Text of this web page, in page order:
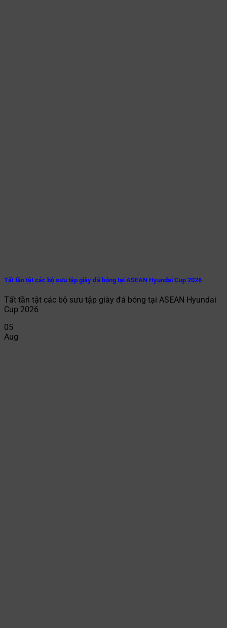
Tất tần tật các bộ sưu tập giày đá bóng tại ASEAN Hyundai Cup 2026
Tất tần tật các bộ sưu tập giày đá bóng tại ASEAN Hyundai
Cup 2026
05
Aug